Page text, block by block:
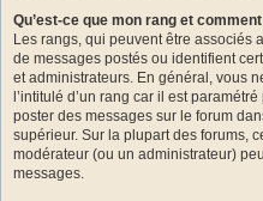
Qu’est-ce que mon rang et
Les rangs, qui peuvent être associés
de messages postés ou identifient
et administrateurs. En général, vous
l’intitulé d’un rang car il est
poster des messages sur le forum
supérieur. Sur la plupart des forums,
modérateur (ou un administrateur)
messages.